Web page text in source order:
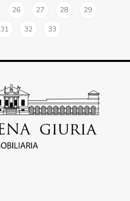
26 27 28
29
31 32 33